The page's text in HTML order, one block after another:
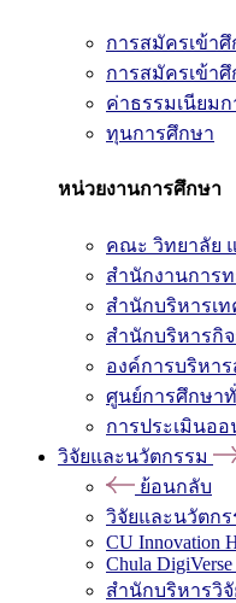
การสมัครเข้า
การสมัครเข้า
ค่าธรรมเนียม
ทุนการศึกษา
หน่วยงานการศึกษา
คณะ วิทยาลัย
สำนักงานการท
สำนักบริหารเ
สำนักบริหารกิ
องค์การบริหา
ศูนย์การศึกษา
การประเมินอ
วิจัยและนวัตกรรม
ย้อนกลับ
วิจัยและนวัตกร
CU Innovation
Chula DigiVerse
สำนักบริหารวิจั